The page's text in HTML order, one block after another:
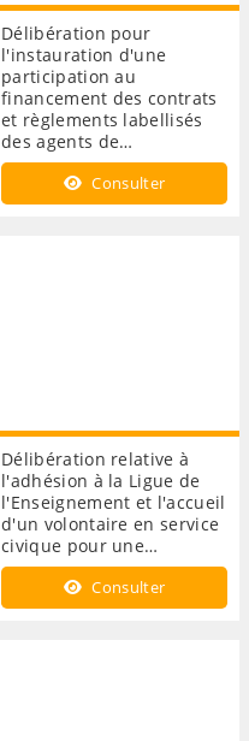
Délibération pour
l'instauration d'une
participation au
financement des contrats
et règlements labellisés
des agents de…
Consulter
Délibération relative à
l'adhésion à la Ligue de
l'Enseignement et l'accueil
d'un volontaire en service
civique pour une…
Consulter